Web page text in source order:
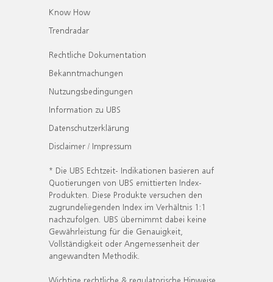
Know How
Trendradar
Rechtliche Dokumentation
Bekanntmachungen
Nutzungsbedingungen
Information zu UBS
Datenschutzerklärung
Disclaimer / Impressum
* Die UBS Echtzeit- Indikationen basieren auf
Quotierungen von UBS emittierten Index-
Produkten. Diese Produkte versuchen den
zugrundeliegenden Index im Verhältnis 1:1
nachzufolgen. UBS übernimmt dabei keine
Gewährleistung für die Genauigkeit,
Vollständigkeit oder Angemessenheit der
angewandten Methodik.